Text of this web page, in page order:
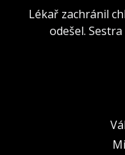
Lékař zachránil
odešel.